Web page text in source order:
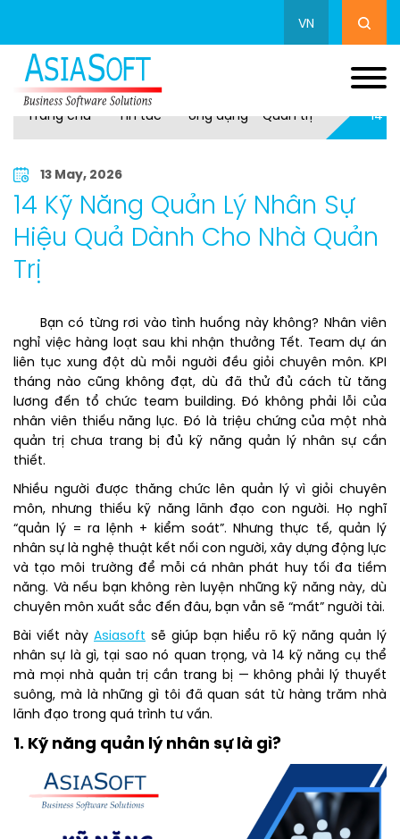
VN
Trang chủ Tin tức Ứng dụng - Quản trị 14
13 May, 2026
14 Kỹ Năng Quản Lý Nhân Sự
Hiệu Quả Dành Cho Nhà Quản
Trị
Bạn có từng rơi vào tình huống này không? Nhân viên
nghỉ việc hàng loạt sau khi nhận thưởng Tết. Team dự án
liên tục xung đột dù mỗi người đều giỏi chuyên môn. KPI
tháng nào cũng không đạt, dù đã thử đủ cách từ tăng
lương đến tổ chức team building. Đó không phải lỗi của
nhân viên thiếu năng lực. Đó là triệu chứng của một nhà
quản trị chưa trang bị đủ kỹ năng quản lý nhân sự cần
thiết.
Nhiều người được thăng chức lên quản lý vì giỏi chuyên
môn, nhưng thiếu kỹ năng lãnh đạo con người. Họ nghĩ
“quản lý = ra lệnh + kiểm soát”. Nhưng thực tế, quản lý
nhân sự là nghệ thuật kết nối con người, xây dựng động lực
và tạo môi trường để mỗi cá nhân phát huy tối đa tiềm
năng. Và nếu bạn không rèn luyện những kỹ năng này, dù
chuyên môn xuất sắc đến đâu, bạn vẫn sẽ “mất” người tài.
Bài viết này Asiasoft sẽ giúp bạn hiểu rõ kỹ năng quản lý
nhân sự là gì, tại sao nó quan trọng, và 14 kỹ năng cụ thể
mà mọi nhà quản trị cần trang bị — không phải lý thuyết
suông, mà là những gì tôi đã quan sát từ hàng trăm nhà
lãnh đạo trong quá trình tư vấn.
1. Kỹ năng quản lý nhân sự là gì?